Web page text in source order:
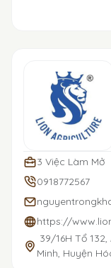
3 Việc Làm Mở
0918772567
https://
39/16H Tổ
Minh, Huyện